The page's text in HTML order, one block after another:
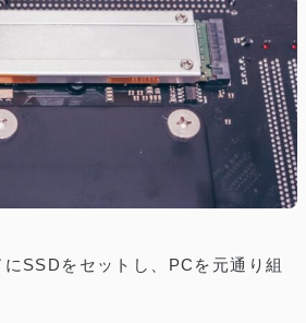
SSDをセットし、PCを元通り組